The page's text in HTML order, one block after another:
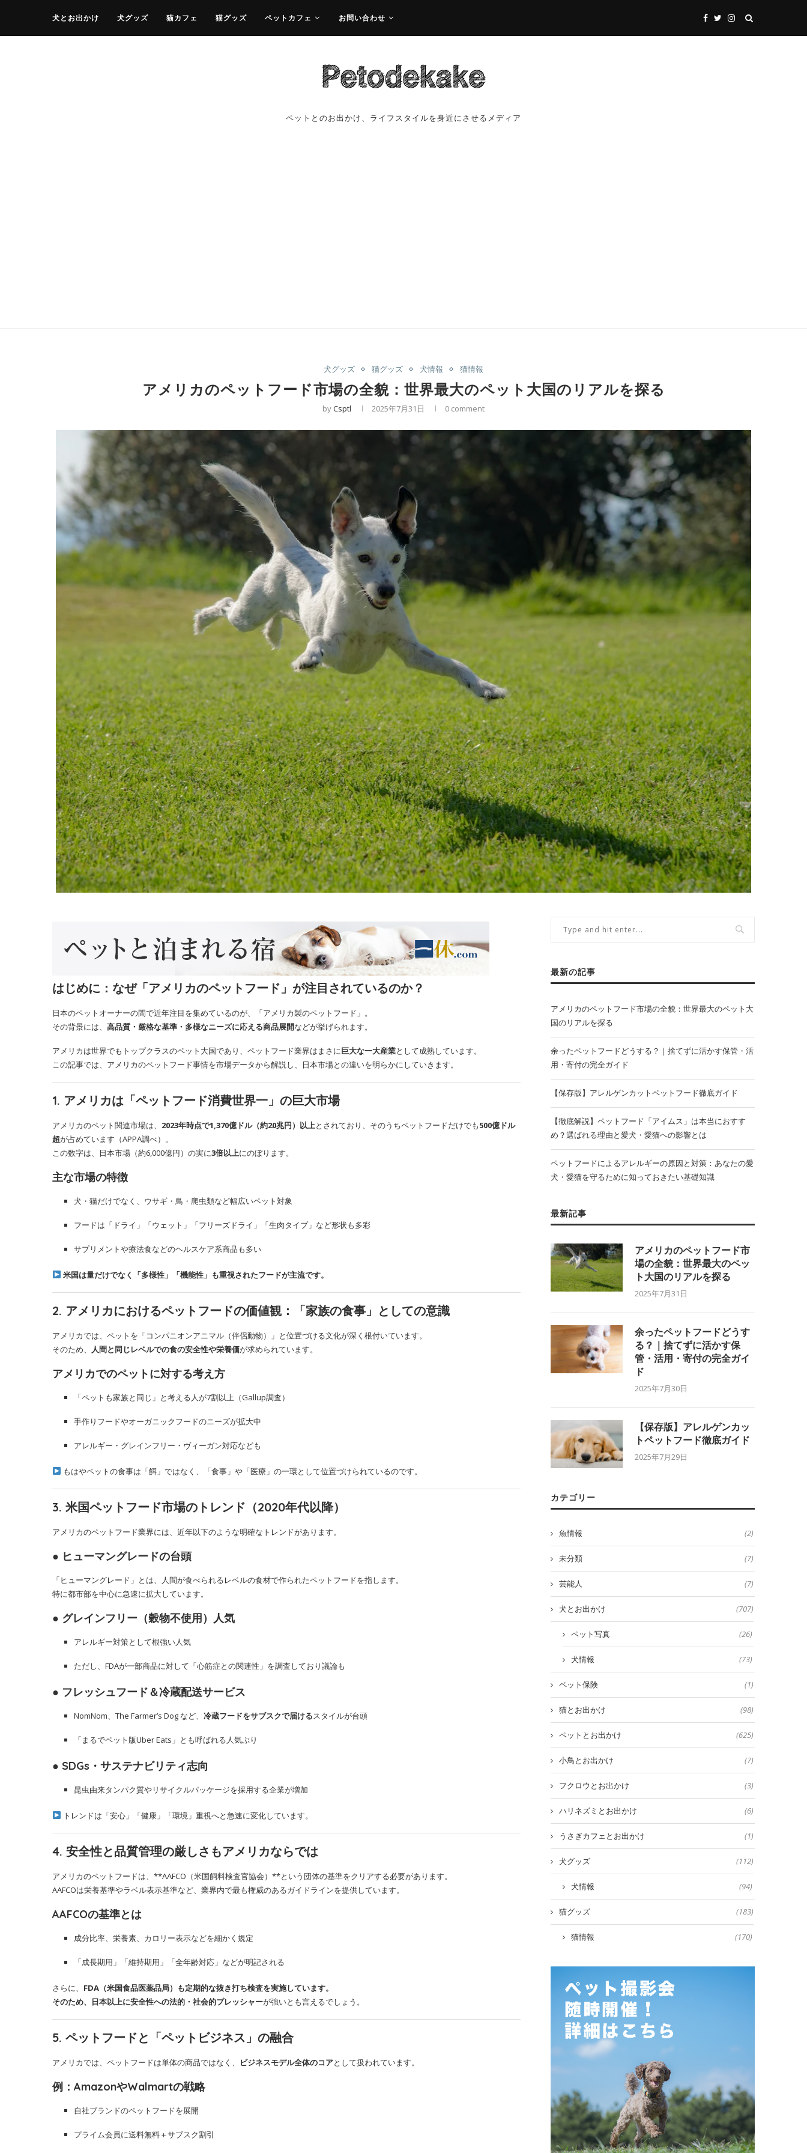
犬とお出かけ 犬グッズ 猫カフェ 猫グッズ ペットカフェ お問い合わせ
ペットとのお出かけ、ライフスタイルを身近にさせるメディア
犬グッズ 猫グッズ 犬情報 猫情報
アメリカのペットフード市場の全貌：世界最大のペット大国のリアルを探る
byCsptl 2025年7月31日 0 comment
はじめに：なぜ「アメリカのペットフード」が注目されているのか？
日本のペットオーナーの間で近年注目を集めているのが、「アメリカ製のペットフード」。
その背景には、 高品質・厳格な基準・多様なニーズに応える商品展開などが挙げられます。
アメリカは世界でもトップクラスのペット大国であり、ペットフード業界はまさに巨大な一大産業として成熟しています。
この記事では、アメリカのペットフード事情を市場データから解説し、日本市場との違いを明らかにしていきます。
1. アメリカは「ペットフード消費世界一」の巨大市場
アメリカのペット関連市場は、 2023年時点で1,370億ドル（約20兆円）以上とされており、そのうちペットフードだけでも500億ドル
超が占めています（APPA調べ）。
この数字は、日本市場（約6,000億円）の実に3倍以上にのぼります。
主な市場の特徴
犬・猫だけでなく、ウサギ・鳥・爬虫類など幅広いペット対象
フードは「ドライ」「ウェット」「フリーズドライ」「生肉タイプ」など形状も多彩
サプリメントや療法食などのヘルスケア系商品も多い
米国は量だけでなく「多様性」「機能性」も重視されたフードが主流です。
2. アメリカにおけるペットフードの価値観：「家族の食事」としての意識
アメリカでは、ペットを「コンパニオンアニマル（伴侶動物）」と位置づける文化が深く根付いています。
そのため、 人間と同じレベルでの食の安全性や栄養価が求められています。
アメリカでのペットに対する考え方
「ペットも家族と同じ」と考える人が7割以上（Gallup調査）
手作りフードやオーガニックフードのニーズが拡大中
アレルギー・グレインフリー・ヴィーガン対応なども
もはやペットの食事は「餌」ではなく、「食事」や「医療」の一環として位置づけられているのです。
3. 米国ペットフード市場のトレンド（2020年代以降）
アメリカのペットフード業界には、近年以下のような明確なトレンドがあります。
● ヒューマングレードの台頭
「ヒューマングレード」とは、人間が食べられるレベルの食材で作られたペットフードを指します。
特に都市部を中心に急速に拡大しています。
● グレインフリー（穀物不使用）人気
アレルギー対策として根強い人気
ただし、FDAが一部商品に対して「心筋症との関連性」を調査しており議論も
● フレッシュフード＆冷蔵配送サービス
NomNom、The Farmer’s Dog など、 冷蔵フードをサブスクで届けるスタイルが台頭
「まるでペット版Uber Eats」とも呼ばれる人気ぶり
● SDGs・サステナビリティ志向
昆虫由来タンパク質やリサイクルパッケージを採用する企業が増加
トレンドは「安心」「健康」「環境」重視へと急速に変化しています。
4. 安全性と品質管理の厳しさもアメリカならでは
アメリカのペットフードは、**AAFCO（米国飼料検査官協会）**という団体の基準をクリアする必要があります。
AAFCOは栄養基準やラベル表示基準など、業界内で最も権威のあるガイドラインを提供しています。
AAFCOの基準とは
成分比率、栄養素、カロリー表示などを細かく規定
「成長期用」「維持期用」「全年齢対応」などが明記される
さらに、 FDA（米国食品医薬品局）も定期的な抜き打ち検査を実施しています。
そのため、日本以上に安全性への法的・社会的プレッシャーが強いとも言えるでしょう。
5. ペットフードと「ペットビジネス」の融合
アメリカでは、ペットフードは単体の商品ではなく、 ビジネスモデル全体のコアとして扱われています。
例：AmazonやWalmartの戦略
自社ブランドのペットフードを展開
プライム会員に送料無料＋サブスク割引
最新の記事
アメリカのペットフード市場の全貌：世界最大のペット大
国のリアルを探る
余ったペットフードどうする？｜捨てずに活かす保管・活
用・寄付の完全ガイド
【保存版】アレルゲンカットペットフード徹底ガイド
【徹底解説】ペットフード「アイムス」は本当におすす
め？選ばれる理由と愛犬・愛猫への影響とは
ペットフードによるアレルギーの原因と対策：あなたの愛
犬・愛猫を守るために知っておきたい基礎知識
最新記事
アメリカのペットフード市
場の全貌：世界最大のペッ
ト大国のリアルを探る
2025年7月31日
余ったペットフードどうす
る？｜捨てずに活かす保
管・活用・寄付の完全ガイ
ド
2025年7月30日
【保存版】アレルゲンカッ
トペットフード徹底ガイド
2025年7月29日
カテゴリー
魚情報 (2)
未分類 (7)
芸能人 (7)
犬とお出かけ (707)
ペット写真 (26)
犬情報 (73)
ペット保険 (1)
猫とお出かけ (98)
ペットとお出かけ (625)
小鳥とお出かけ (7)
フクロウとお出かけ (3)
ハリネズミとお出かけ (6)
うさぎカフェとお出かけ (1)
犬グッズ (112)
犬情報 (94)
猫グッズ (183)
猫情報 (170)